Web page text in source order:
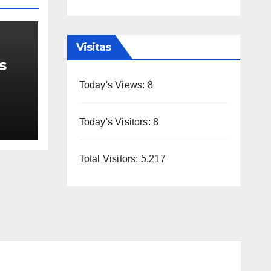
Visitas
Today's Views: 8
Today's Visitors:8
Total Visitors: 5.217